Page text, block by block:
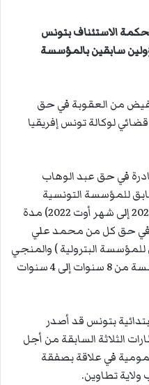
الاستئناف بتونس
الصادر ضدّ 3 مسؤولين سابقين بالمؤسسة
من العقوبة في حق
لوكالة تونس إفريقيا
في حق عبد الوهاب
للمؤسسة التونسية
للأنشطة البترولية من أواخر سنة 2020 إلى شهر أوت 2022) مدة
في حق كل من محمد علي
للمؤسسة البترولية ) والمنجي
النعيري مدير مركزي سابق بالمؤسسة من 8 سنوات إلى 4 سنوات
بتونس قد أصدر
الثلاثة السابقة من أجل
في علاقة بصفقة
تطاوين.